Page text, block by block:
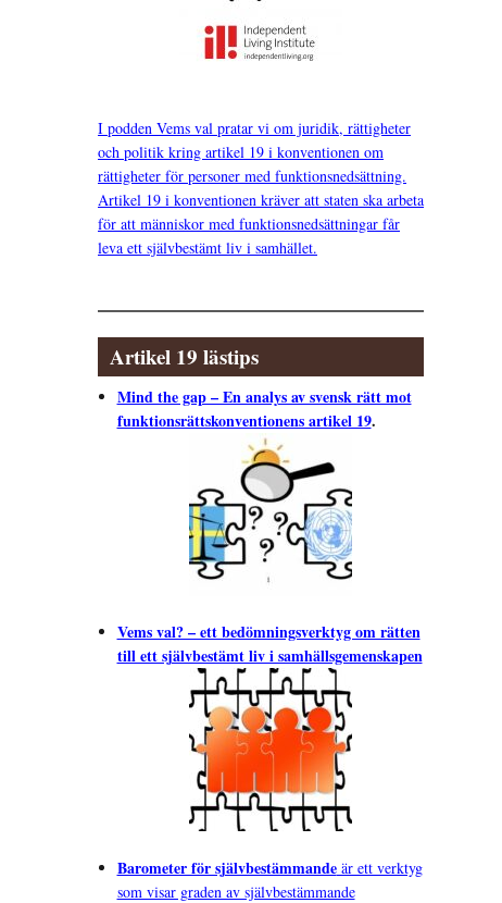
I podden Vems val pratar vi om juridik, rättigheter
och politik kring artikel 19 i konventionen om
rättigheter för personer med funktionsnedsättning.
Artikel 19 i konventionen kräver att staten ska arbeta
för att människor med funktionsnedsättningar får
leva ett självbestämt liv i samhället.
Artikel 19 lästips
Mind the gap – En analys av svensk rätt mot
funktionsrättskonventionens artikel 19.
Vems val? – ett bedömningsverktyg om rätten
till ett självbestämt liv i samhällsgemenskapen
Barometer för självbestämmandeär ett verktyg
som visar graden av självbestämmande